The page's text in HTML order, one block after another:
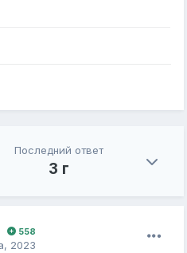
Последний ответ
3 г
558
2023